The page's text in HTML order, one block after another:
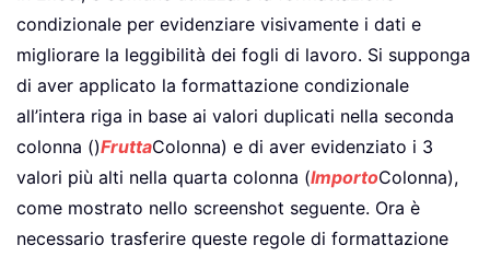
condizionale per evidenziare visivamente i dati e
migliorare la leggibilità dei fogli di lavoro. Si supponga
di aver applicato la formattazione condizionale
all’intera riga in base ai valori duplicati nella seconda
colonna ()FruttaColonna) e di aver evidenziato i 3
valori più alti nella quarta colonna (ImportoColonna),
come mostrato nello screenshot seguente. Ora è
necessario trasferire queste regole di formattazione